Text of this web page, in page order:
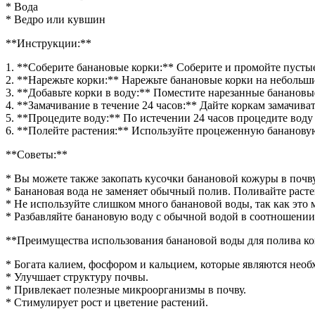
* Вода
* Ведро или кувшин
**Инструкции:**
1. **Соберите банановые корки:** Соберите и промойте
2. **Нарежьте корки:** Нарежьте банановые корки на
3. **Добавьте корки в воду:** Поместите нарезанные
4. **Замачивание в течение 24 часов:** Дайте коркам
5. **Процедите воду:** По истечении 24 часов процедите воду
6. **Полейте растения:** Используйте процеженную
**Советы:**
* Вы можете также закопать кусочки банановой кожуры в
* Банановая вода не заменяет обычный полив. Поливайте
* Не используйте слишком много банановой воды, так как
* Разбавляйте банановую воду с обычной водой в
**Преимущества использования банановой воды для полива
* Богата калием, фосфором и кальцием, которые являются
* Улучшает структуру почвы.
* Привлекает полезные микроорганизмы в почву.
* Стимулирует рост и цветение растений.